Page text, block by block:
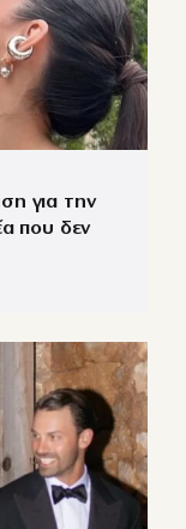
για την
που δεν